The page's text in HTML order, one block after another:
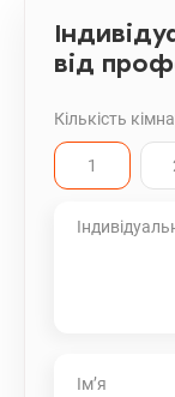
від
Кількість
1